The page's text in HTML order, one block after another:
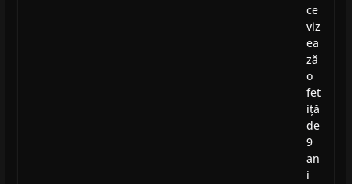
ce
viz
ea
ză
o
fet
iță
de
9
an
i